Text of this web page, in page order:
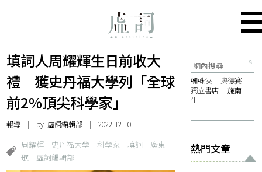
填詞人周耀輝生日前收大
禮 獲史丹福大學列「全球
前2%頂尖科學家」
報導 | by 虛詞編輯部 | 2022-12-10
周耀輝 史丹福大學 科學家 填詞
廣東
歌
虛詞編輯部
蜘蛛俠
奧德賽
獨立書店
施南
生
熱門文章